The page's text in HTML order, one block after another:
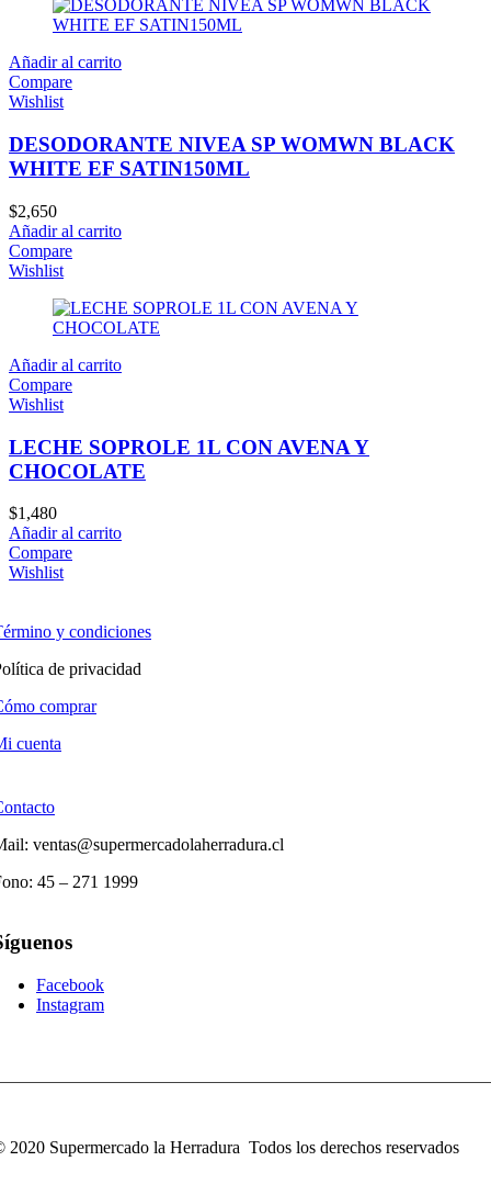
Añadir al carrito
Compare
Wishlist
DESODORANTE NIVEA SP WOMWN BLACK
WHITE EF SATIN150ML
$2,650
Añadir al carrito
Compare
Wishlist
Añadir al carrito
Compare
Wishlist
LECHE SOPROLE 1L CON AVENA Y
CHOCOLATE
$1,480
Añadir al carrito
Compare
Wishlist
y condiciones
de privacidad
comprar
cuenta
ventas@supermercadolaherradura.cl
45 – 271 1999
Facebook
Instagram
2020 Supermercado la Herradura Todos los derechos reservados